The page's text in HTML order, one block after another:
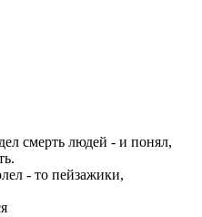
смерть людей - и понял,
- то пейзажики,